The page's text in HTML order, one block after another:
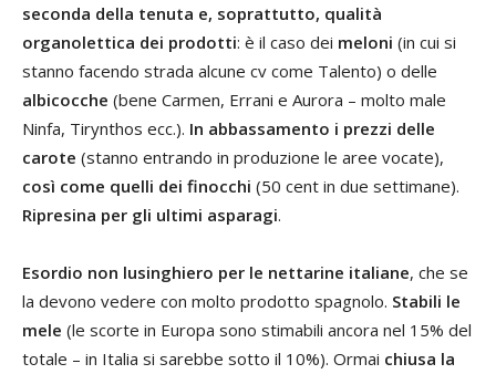
seconda della tenuta e, soprattutto, qualità
organolettica dei prodotti: è il caso dei meloni (in cui si
stanno facendo strada alcune cv come Talento) o delle
albicocche (bene Carmen, Errani e Aurora – molto male
Ninfa, Tirynthos ecc.). In abbassamento i prezzi delle
carote (stanno entrando in produzione le aree vocate),
così come quelli dei finocchi (50 cent in due settimane).
Ripresina per gli ultimi asparagi.
Esordio non lusinghiero per le nettarine italiane, che se
la devono vedere con molto prodotto spagnolo. Stabili le
mele (le scorte in Europa sono stimabili ancora nel 15% del
totale – in Italia si sarebbe sotto il 10%). Ormai chiusa la